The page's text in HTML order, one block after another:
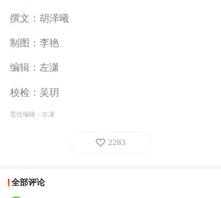
撰文：胡泽曦
制图：李艳
编辑：左潇
校检：吴玥
责任编辑： 左潇
2283
全部评论